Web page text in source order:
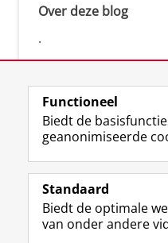
Over deze blog
.
Volg de RUG
Studiekiezers
Functioneel
Biedt de
geanonimiseerde
Standaard
Biedt de optimale
van onder andere